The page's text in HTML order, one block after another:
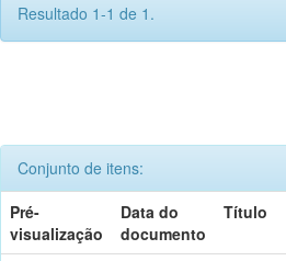
Resultado 1-1 de 1.
Conjunto de itens:
Pré-
visualização
Data do
documento
Título